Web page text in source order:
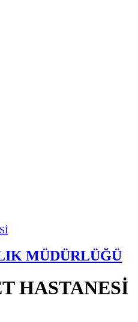
MÜDÜRLÜĞÜ
HASTANESİ